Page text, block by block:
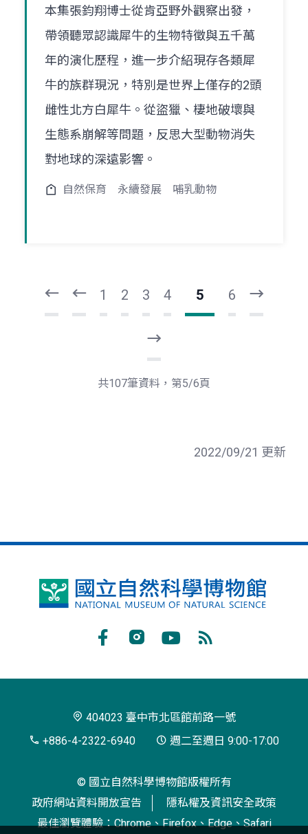
本集張鈞翔博士從肯亞野外觀察出發，
帶領聽眾認識犀牛的生物特徵與五千萬
年的演化歷程，進一步介紹現存各類犀
牛的族群現況，特別是世界上僅存的2頭
雌性北方白犀牛。從盜獵、棲地破壞與
生態系崩解等問題，反思大型動物消失
對地球的深遠影響。
自然保育 永續發展 哺乳動物
1 2 3 4 5 6
一
後
一
共107筆資料，第5/6頁
2022/09/21 更新
國
博
閱
404023 臺中市北區館前路一號
+886-4-2322-6940
週二至週日 9:00-17:00
© 國立自然科學博物館版權所有
政府網站資料開放宣告
隱私權及資訊安全政策
最佳瀏覽體驗：Chrome、Firefox、Edge、Safari